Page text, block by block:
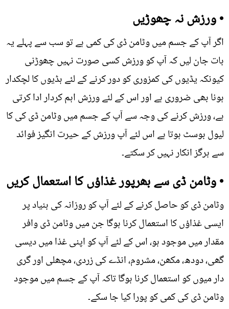
• ورزش نہ چھوڑیں
اگر آپ کے جسم میں وٹامن ڈی کی کمی ہے تو سب سے پہلے یہ
بات جان لیں کہ آپ کو ورزش کسی صورت نہیں چھوڑنی
کیونکہ یڈیوں کی کمزوری کو دور کرنے کے لئے ہڈیوں کا لچکدار
ہونا بھی ضروری ہے اور اس کے لئے ورزش اہم کردار ادا کرتی
ہے، ورزش کرنے کی وجہ سے آپ کے جسم میں وٹامن ڈی کی کا
لیول بوسٹ ہوتا ہے اس لئے آپ ورزش کے حیرت انگیز فوائد
سے ہرگز انکار نہیں کر سکتے۔
• وٹامن ڈی سے بھرپور غذاؤں کا استعمال کریں
وٹامن ڈی کو حاصل کرنے کے لئے آپ کو روزانہ کی بنیاد پر
ایسی غذاؤں کا استعمال کرنا ہوگا جن میں وٹامن ڈی وافر
مقدار میں موجود ہو، اس کے لئے آپ کو اپنی غذا میں دیسی
گھی، دودھ، مکھن، مشروم، انڈے کی زردی، مچھلی اور گری
دار میوں کو استعمال کرنا ہوگا تاکہ آپ کے جسم میں موجود
وٹامن ڈی کی کمی کو پورا کیا جا سکے۔